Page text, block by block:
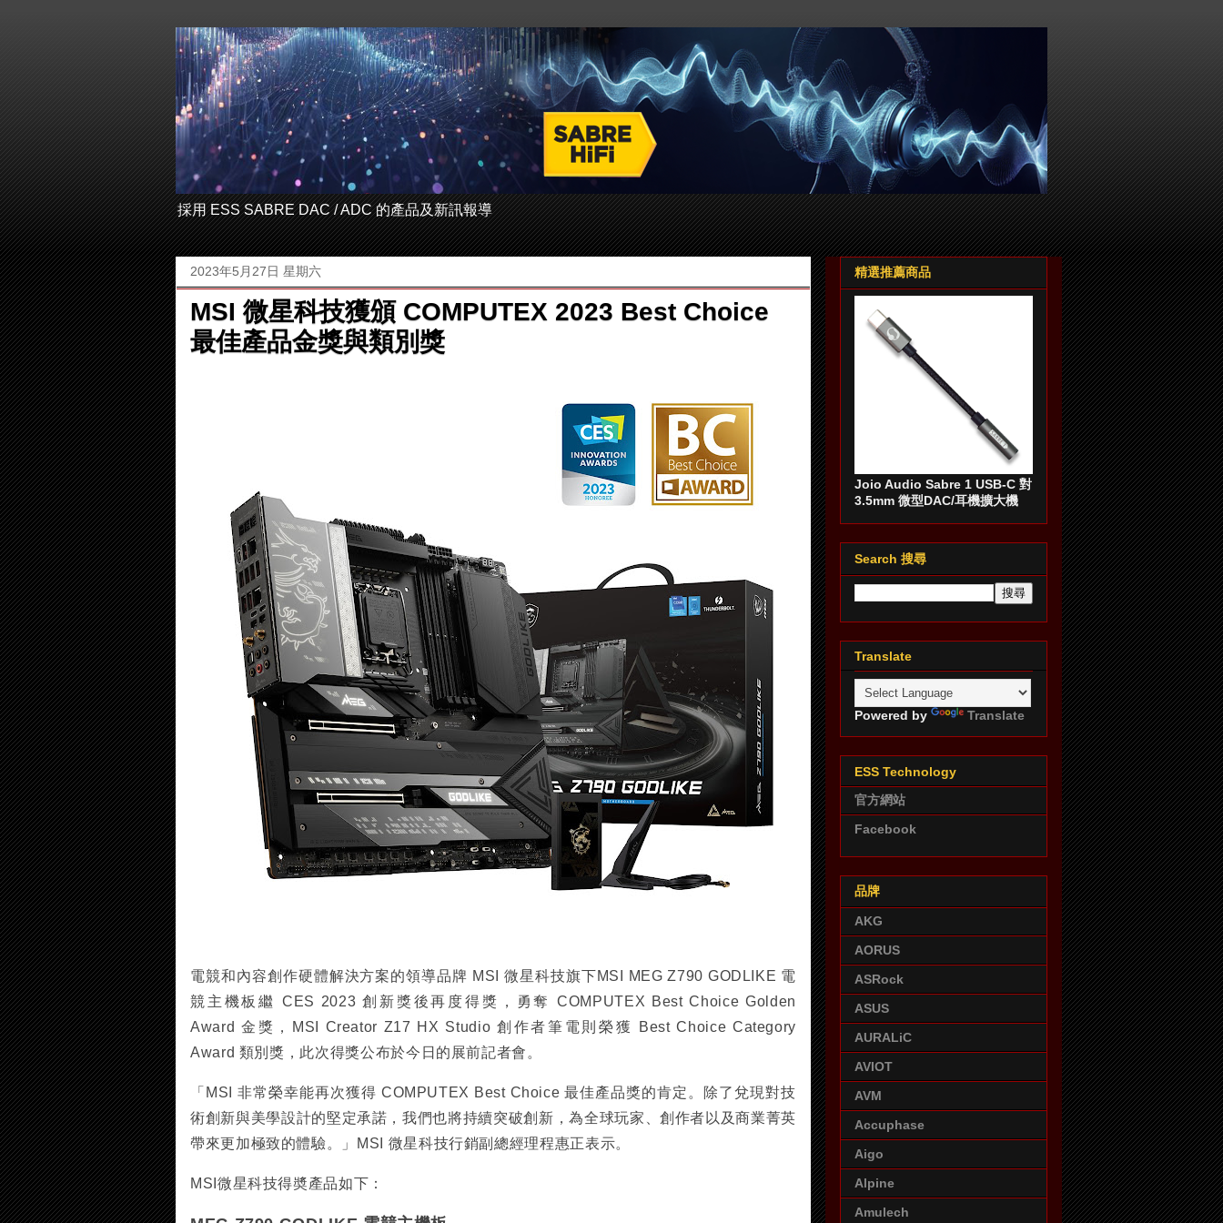
採用 ESS SABRE DAC / ADC 的產品及新訊報導
2023年5月27日 星期六
MSI 微星科技獲頒 COMPUTEX 2023 Best Choice
最佳產品金獎與類別獎
電競和內容創作硬體解決方案的領導品牌 MSI 微星科技旗下MSI MEG Z790 GODLIKE 電
競主機板繼 CES 2023 創新獎後再度得獎，勇奪 COMPUTEX Best Choice Golden
Award 金獎，MSI Creator Z17 HX Studio 創作者筆電則榮獲 Best Choice Category
Award 類別獎，此次得獎公布於今日的展前記者會。
「MSI 非常榮幸能再次獲得 COMPUTEX Best Choice 最佳產品獎的肯定。除了兌現對技
術創新與美學設計的堅定承諾，我們也將持續突破創新，為全球玩家、創作者以及商業菁英
帶來更加極致的體驗。」MSI 微星科技行銷副總經理程惠正表示。
MSI微星科技得奬產品如下：
精選推薦商品
Joio Audio Sabre 1 USB-C 對
3.5mm 微型DAC/耳機擴大機
Search 搜尋
Translate
Powered by Translate
ESS Technology
官方網站
Facebook
品牌
AKG
AORUS
ASRock
ASUS
AURALiC
AVIOT
AVM
Accuphase
Aigo
Alpine
Amulech